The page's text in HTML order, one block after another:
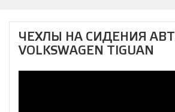
ЧЕХЛЫ НА СИДЕНИЯ
VOLKSWAGEN TIGUAN
700-
Телефон:+7